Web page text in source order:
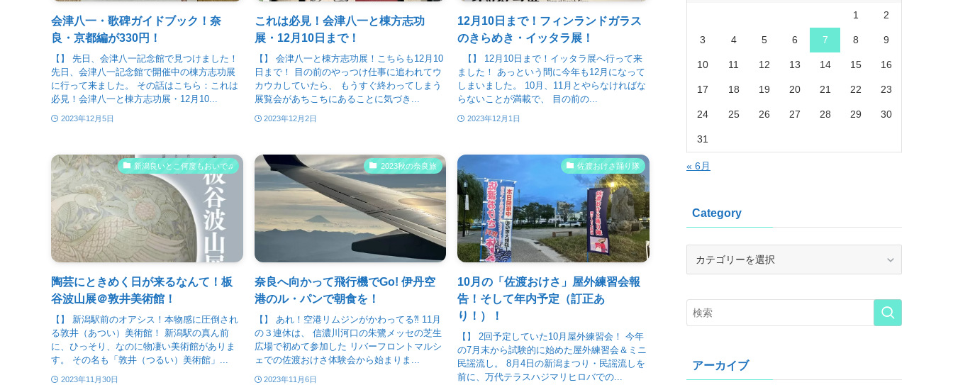
会津八一・歌碑ガイドブック！奈
良・京都編が330円！
【】 先日、会津八一記念館で見つけました！
先日、会津八一記念館で開催中の棟方志功展
に行って来ました。 その話はこちら：これは
必見！会津八一と棟方志功展・12月10...
2023年12月5日
これは必見！会津八一と棟方志功
展・12月10日まで！
【】 会津八一と棟方志功展！こちらも12月10
日まで！ 目の前のやっつけ仕事に追われてウ
カウカしていたら、 もうすぐ終わってしまう
展覧会があちこちにあることに気づき...
2023年12月2日
12月10日まで！フィンランドガラス
のきらめき・イッタラ展！
【】 12月10日まで！イッタラ展へ行って来
ました！ あっという間に今年も12月になって
しまいました。 10月、11月とやらなければな
らないことが満載で、 目の前の...
2023年12月1日
新潟良いとこ何度もおいで♫
陶芸にときめく日が来るなんて！板
谷波山展＠敦井美術館！
【】 新潟駅前のオアシス！本物感に圧倒され
る敦井（あつい）美術館！ 新潟駅の真ん前
に、ひっそり、なのに物凄い美術館がありま
す。 その名も「敦井（つるい）美術館」...
2023年11月30日
2023秋の奈良旅
奈良へ向かって飛行機でGo! 伊丹空
港のル・パンで朝食を！
【】 あれ！空港リムジンがかわってる⁈ 11月
の３連休は、 信濃川河口の朱鷺メッセの芝生
広場で初めて参加した リバーフロントマルシ
ェでの佐渡おけさ体験会から始まりま...
2023年11月6日
佐渡おけさ踊り隊
10月の「佐渡おけさ」屋外練習会報
告！そして年内予定（訂正あ
り！）！
【】 2回予定していた10月屋外練習会！ 今年
の7月末から試験的に始めた屋外練習会＆ミニ
民謡流し。 8月4日の新潟まつり・民謡流しを
前に、万代テラスハジマリヒロバでの...
1 2
3 4 5 6 7 8 9
10 11 12 13 14 15 16
17 18 19 20 21 22 23
24 25 26 27 28 29 30
31
« 6月
Category
アーカイブ